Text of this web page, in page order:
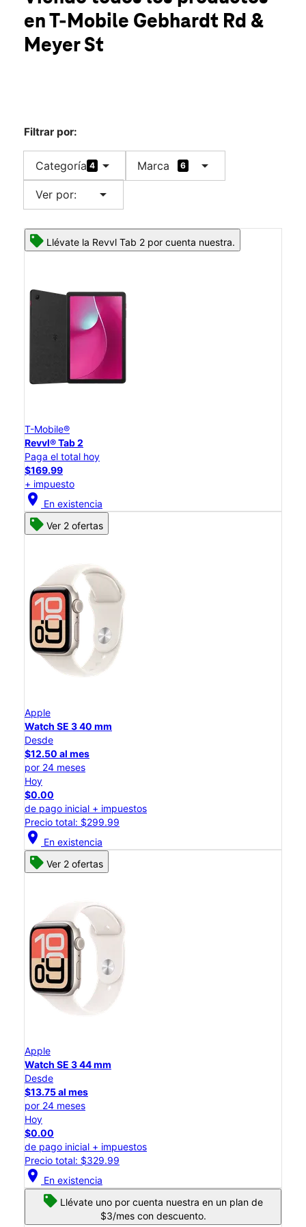
Jue.:10:00 a.m. a 8:00 p.m.
Vie.: 10:00 a.m. a 8:00 p.m.
225 Gebhardt Road Sealy, TX 77474
en T-Mobile Gebhardt Rd &
Meyer St
Filtrar por:
Categoría 4 arrow_drop_down Marca 6 arrow_drop_down
Ver por: arrow_drop_down
Llévate la Revvl Tab 2 por cuenta nuestra.
T-Mobile®
Revvl® Tab 2
Paga el total hoy
$169.99
+ impuesto
location_on En existencia
Ver 2 ofertas
Apple
Watch SE 3 40 mm
Desde
$12.50 al mes
por 24 meses
Hoy
$0.00
de pago inicial + impuestos
Precio total: $299.99
location_on En existencia
Ver 2 ofertas
Apple
Watch SE 3 44 mm
Desde
$13.75 al mes
por 24 meses
Hoy
$0.00
de pago inicial + impuestos
Precio total: $329.99
location_on En existencia
Llévate uno por cuenta nuestra en un plan de
$3/mes con descuento.